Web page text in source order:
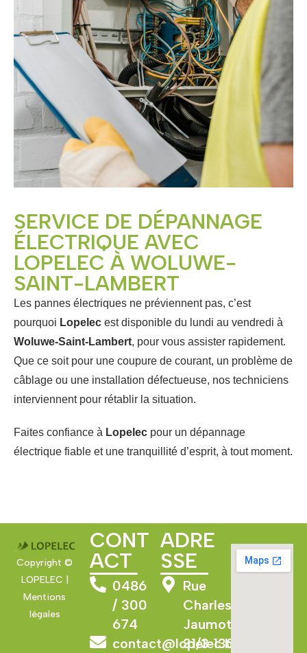
SERVICE DE DÉPANNAGE
ÉLECTRIQUE AVEC
LOPELEC À WOLUWE-
SAINT-LAMBERT
Les pannes électriques ne préviennent pas, c’est
pourquoi Lopelec est disponible du lundi au vendredi à
Woluwe-Saint-Lambert, pour vous assister rapidement.
Que ce soit pour une coupure de courant, un problème de
câblage ou une installation défectueuse, nos techniciens
interviennent pour rétablir la situation.
Faites confiance à Lopelec pour un dépannage
électrique fiable et une tranquillité d’esprit, à tout moment.
Copyright ©
LOPELEC |
Mentions
légales
CONT
ACT
0486
/ 300
674
contact@lopelec.be
ADRE
SSE
Rue
Charles
Jaumotte
31/3 1300